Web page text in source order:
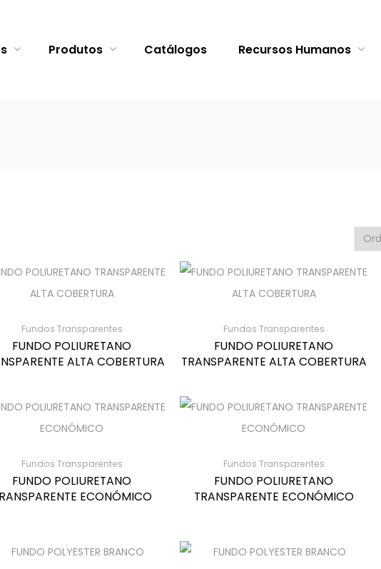
Produtos Catálogos Recursos Humanos
Fundos Transparentes
FUNDO POLIURETANO
ALTA COBERTURA
Fundos Transparentes
FUNDO POLIURETANO
TRANSPARENTE ALTA COBERTURA
Fundos Transparentes
FUNDO POLIURETANO
ECONÓMICO
Fundos Transparentes
FUNDO POLIURETANO
TRANSPARENTE ECONÓMICO